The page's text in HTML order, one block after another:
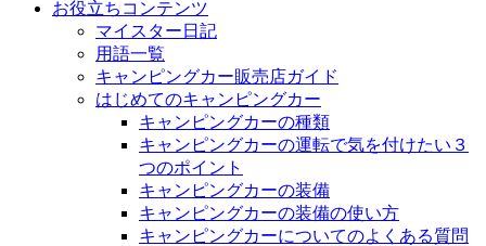
お役立ちコンテンツ
マイスター日記
用語一覧
キャンピングカー販売店ガイド
はじめてのキャンピングカー
キャンピングカーの種類
キャンピングカーの運転で気を付けたい３
つのポイント
キャンピングカーの装備
キャンピングカーの装備の使い方
キャンピングカーについてのよくある質問